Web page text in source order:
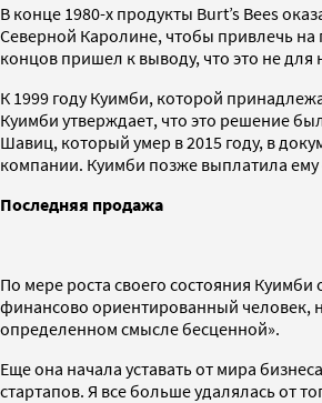
В конце 1980-х продукты Burt’s Bees
Северной Каролине, чтобы привлечь на
концов пришел к выводу, что это не
К 1999 году Куимби, которой
Куимби утверждает, что это решение
Шавиц, который умер в 2015 году, в
компании. Куимби позже выплатила
Последняя продажа
По мере роста своего состояния
финансово ориентированный человек,
определенном смысле бесценной».
Еще она начала уставать от мира
стартапов. Я все больше удалялась от